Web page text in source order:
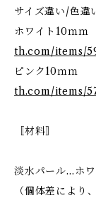
サイズ違い/色違
ホワイト10ｍ
th.com/items/
ピンク10ｍ
th.com/items/
〚材料〛
淡水パール…ホ
（個体差により